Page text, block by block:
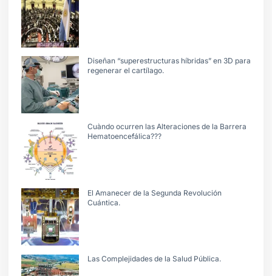
Diseñan “superestructuras híbridas” en 3D para
regenerar el cartílago.
Cuàndo ocurren las Alteraciones de la Barrera
Hematoencefálica???
El Amanecer de la Segunda Revolución
Cuántica.
Las Complejidades de la Salud Pública.